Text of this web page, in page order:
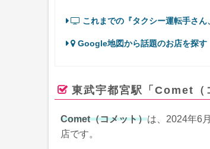
これまでの『タクシー運転手さ
Google地図から話題のお店を探す
東武宇都宮駅「Comet（
Comet（コメット）は、2024年6
店です。